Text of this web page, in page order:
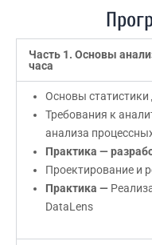
Часть 1. Основы
часа
Основы
Требования к
анализа
Практика —
Проектирование и
Практика —
DataLens